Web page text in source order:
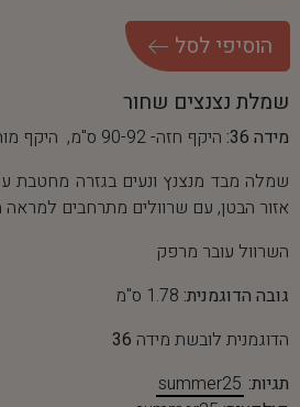
הוסיפי לסל
שמלת נצנצים שחור
מידה 36:
היקף חזה- 90-92 ס"מ, היקף מותן- 68 ס"מ
שמלה מבד מנצנץ ונעים בגזרה מחטבת
אזור הבטן, עם שרוולים מתרחבים
השרוול עובר מרפק
גובה הדוגמנית: 1.78 ס"מ
הדוגמנית לובשת מידה 36
תגיות: summer25